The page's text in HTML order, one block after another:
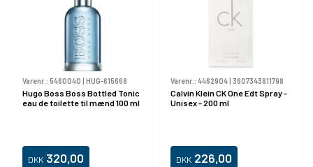
Varenr.: 5460040 HUG-615668
Hugo Boss Boss Bottled Tonic
eau de toilette til mænd 100 ml
DKK 320,00
Varenr.: 4462904 3607343811798
Calvin Klein CK One Edt Spray -
Unisex - 200 ml
DKK 226,00